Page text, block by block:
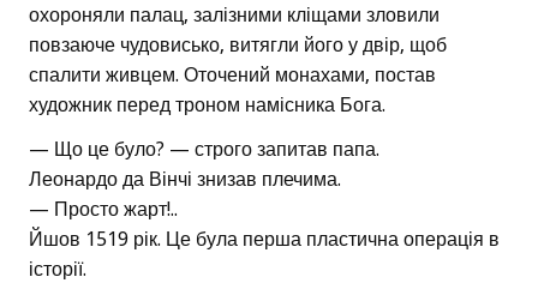
охороняли палац, залізними кліщами зловили
повзаюче чудовисько, витягли його у двір, щоб
спалити живцем. Оточений монахами, постав
художник перед троном намісника Бога.
— Що це було? — строго запитав папа.
Леонардо да Вінчі знизав плечима.
— Просто жарт!..
Йшов 1519 рік. Це була перша пластична операція в
історії.